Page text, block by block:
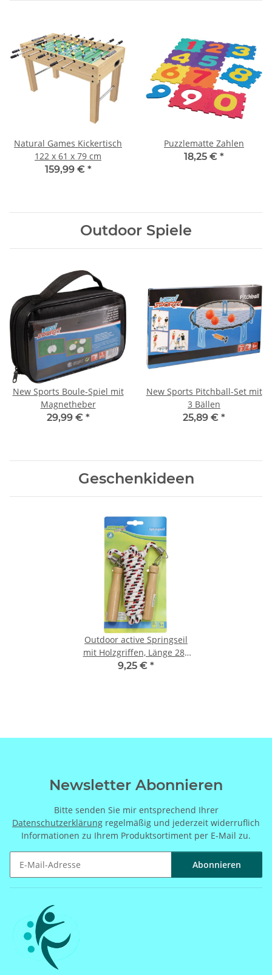
Natural Games Kickertisch
122 x 61 x 79 cm
159,99 € *
Puzzlematte Zahlen
18,25 € *
Outdoor Spiele
New Sports Boule-Spiel mit
Magnetheber
29,99 € *
New Sports Pitchball-Set mit
3 Bällen
25,89 € *
Geschenkideen
Outdoor active Springseil
mit Holzgriffen, Länge 280
cm
9,25 € *
Newsletter Abonnieren
Bitte senden Sie mir entsprechend Ihrer
Datenschutzerklärung regelmäßig und jederzeit widerruflich
Informationen zu Ihrem Produktsortiment per E-Mail zu.
Abonnieren